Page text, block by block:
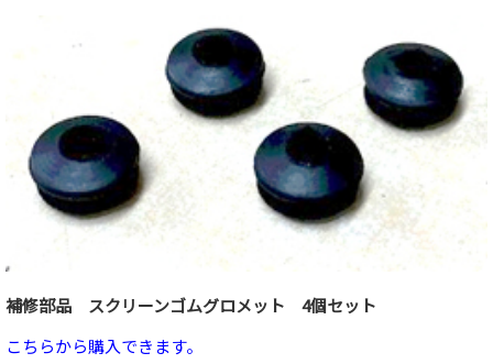
補修部品 スクリーンゴムグロメット 4個セット
こちらから購入できます。